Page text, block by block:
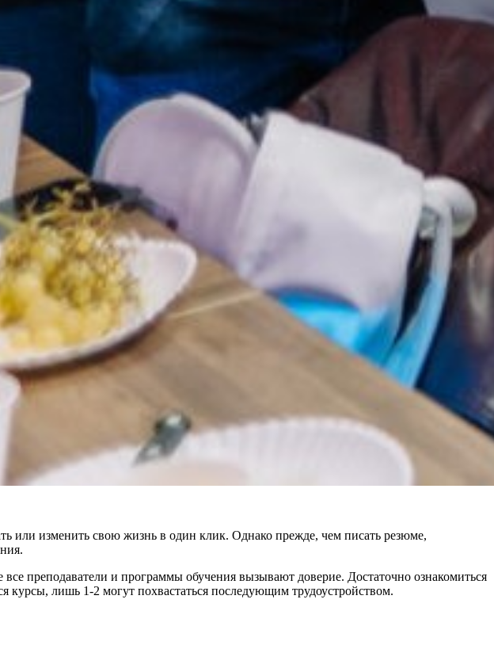
изменить свою жизнь в один клик. Однако прежде, чем писать резюме,
преподаватели и программы обучения вызывают доверие. Достаточно ознакомиться
лишь 1-2 могут похвастаться последующим трудоустройством.